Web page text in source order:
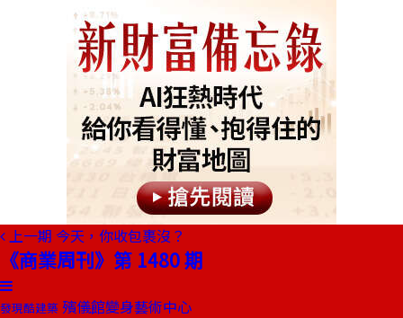
上一期 今天，你收包裹沒？
《商業周刊》第 1480 期
發現酷建築 殯儀館變身藝術中心